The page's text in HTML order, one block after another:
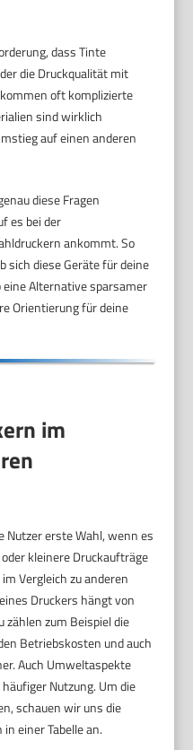
dass Tinte
die Druckqualität mit
oft komplizierte
sind wirklich
auf einen anderen
diese Fragen
es bei der
ankommt. So
sich diese Geräte für deine
Alternative sparsamer
Orientierung für deine
im
erste Wahl, wenn es
kleinere Druckaufträge
Vergleich zu anderen
Druckers hängt von
zählen zum Beispiel die
Betriebskosten und auch
Auch Umweltaspekte
Nutzung. Um die
schauen wir uns die
einer Tabelle an.